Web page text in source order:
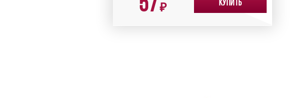
57₽ Купить